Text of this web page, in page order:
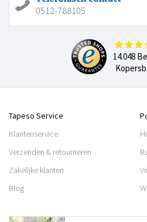
0512-788105
14.048
Tapeso Service
Klantenservice
Verzenden & retourneren
Zakelijke klanten
Blog